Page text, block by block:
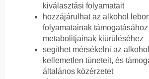
kiválasztási folyamatait
hozzájárulhat az alkohol
folyamatainak
metabolitjainak kiürüléséhez
segíthet mérsékelni az
kellemetlen tüneteit, és
általános közérzetet